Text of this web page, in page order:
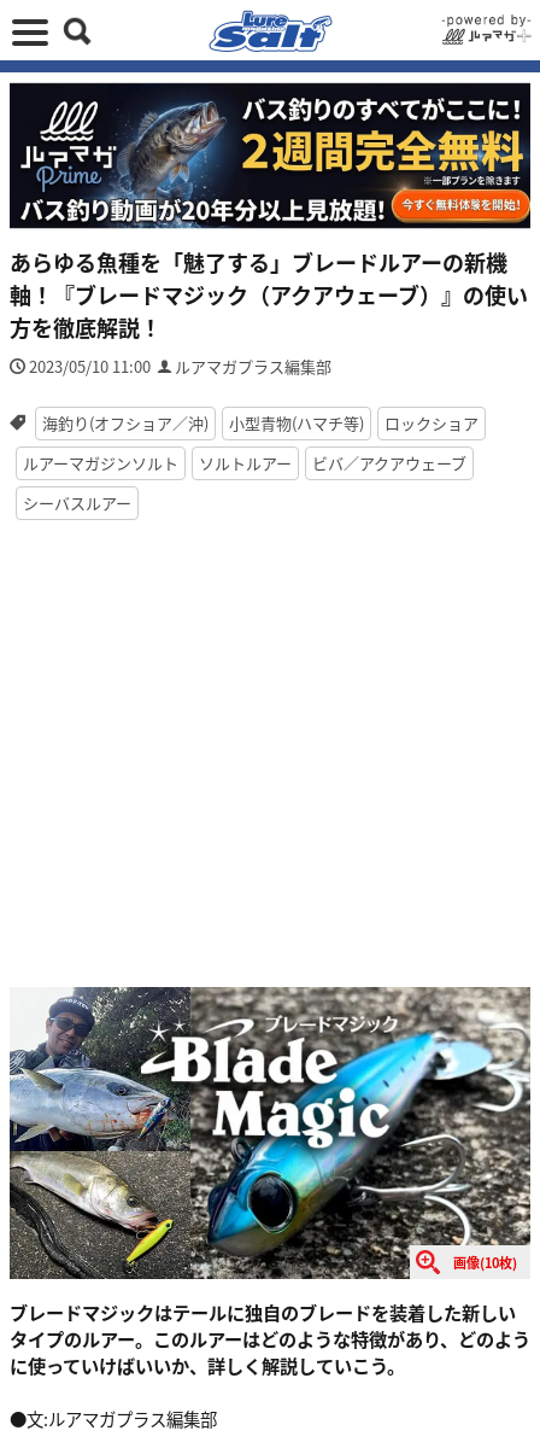
あらゆる魚種を「魅了する」ブレードルアーの新機
軸！『ブレードマジック（アクアウェーブ）』の使い
方を徹底解説！
2023/05/10 11:00 ルアマガプラス編集部
海釣り(オフショア／沖) 小型青物(ハマチ等)
ロックショア
ルアーマガジンソルト
ソルトルアー
ビバ／アクアウェーブ
シーバスルアー
画像(10枚)
ブレードマジックはテールに独自のブレードを装着した新しい
タイプのルアー。このルアーはどのような特徴があり、どのよう
に使っていけばいいか、詳しく解説していこう。
●文:ルアマガプラス編集部